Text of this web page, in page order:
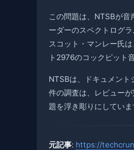
この問題は、NTSBが音
ーダーのスペクトログ
スコット・マンレー氏
ト2976のコックピット
NTSBは、ドキュメン
件の調査は、レビュー
題を浮き彫りにしていま
元記事: https://